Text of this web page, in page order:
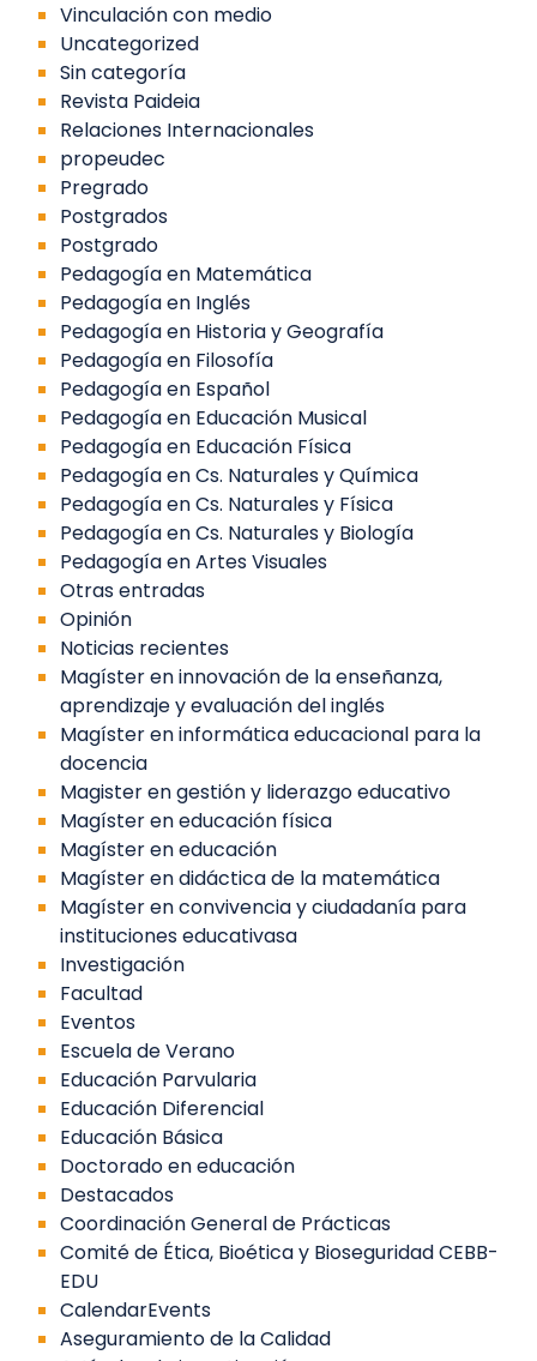
Vinculación con medio
Uncategorized
Sin categoría
Revista Paideia
Relaciones Internacionales
propeudec
Pregrado
Postgrados
Postgrado
Pedagogía en Matemática
Pedagogía en Inglés
Pedagogía en Historia y Geografía
Pedagogía en Filosofía
Pedagogía en Español
Pedagogía en Educación Musical
Pedagogía en Educación Física
Pedagogía en Cs. Naturales y Química
Pedagogía en Cs. Naturales y Física
Pedagogía en Cs. Naturales y Biología
Pedagogía en Artes Visuales
Otras entradas
Opinión
Noticias recientes
Magíster en innovación de la enseñanza,
aprendizaje y evaluación del inglés
Magíster en informática educacional para la
docencia
Magister en gestión y liderazgo educativo
Magíster en educación física
Magíster en educación
Magíster en didáctica de la matemática
Magíster en convivencia y ciudadanía para
instituciones educativasa
Investigación
Facultad
Eventos
Escuela de Verano
Educación Parvularia
Educación Diferencial
Educación Básica
Doctorado en educación
Destacados
Coordinación General de Prácticas
Comité de Ética, Bioética y Bioseguridad CEBB-
EDU
CalendarEvents
Aseguramiento de la Calidad